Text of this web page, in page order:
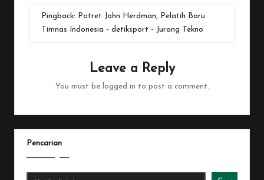
Pingback:
Potret John Herdman, Pelatih Baru
Timnas Indonesia - detiksport - Jurang Tekno
Leave a Reply
You must be logged in to post a comment.
Pencarian